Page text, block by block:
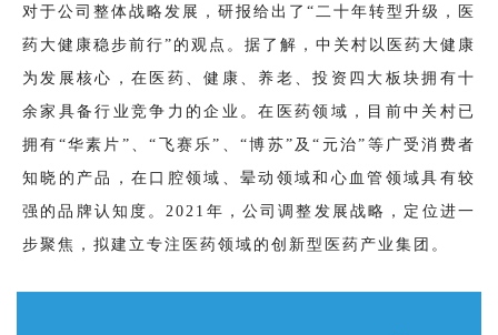
对于公司整体战略发展，研报给出了“二十年转型升级，医
药大健康稳步前行”的观点。据了解，中关村以医药大健康
为发展核心，在医药、健康、养老、投资四大板块拥有十
余家具备行业竞争力的企业。在医药领域，目前中关村已
拥有“华素片”、“飞赛乐”、“博苏”及“元治”等广受消费者
知晓的产品，在口腔领域、晕动领域和心血管领域具有较
强的品牌认知度。2021年，公司调整发展战略，定位进一
步聚焦，拟建立专注医药领域的创新型医药产业集团。